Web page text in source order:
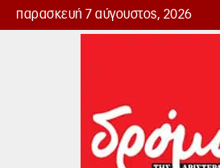
παρασκευή 7 αύγουστος, 2026
Δρόμος